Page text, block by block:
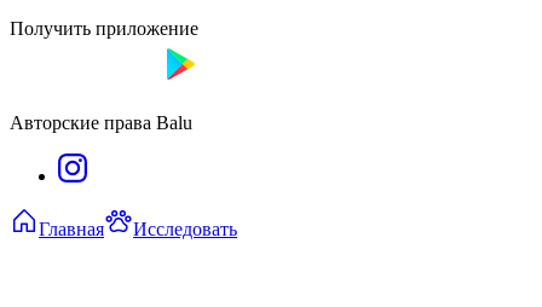
Получить приложение
Авторские права Balu
Главная Исследовать